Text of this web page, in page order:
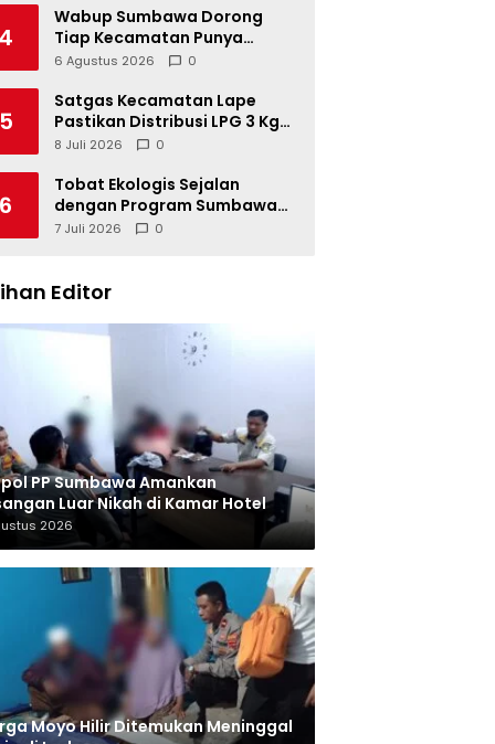
4
Wabup Sumbawa Dorong
Tiap Kecamatan Punya
Festival Budaya
6 Agustus 2026 0
5
Satgas Kecamatan Lape
Pastikan Distribusi LPG 3 Kg
Tertib
8 Juli 2026 0
6
Tobat Ekologis Sejalan
dengan Program Sumbawa
Hijau Lestari
7 Juli 2026 0
Editor
PP Sumbawa Amankan
Luar Nikah di Kamar Hotel
2026
Moyo Hilir Ditemukan Meninggal